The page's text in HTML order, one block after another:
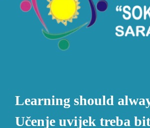
Learning should
Učenje uvijek treba